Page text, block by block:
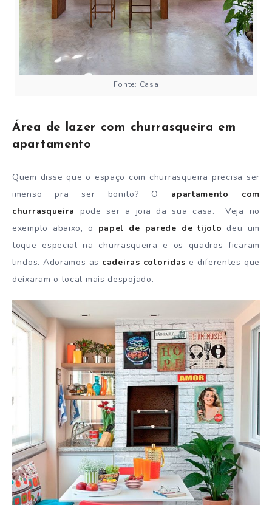
Fonte: Casa
Área de lazer com churrasqueira em
apartamento
Quem disse que o espaço com churrasqueira precisa ser
imenso pra ser bonito? O apartamento com
churrasqueira pode ser a joia da sua casa. Veja no
exemplo abaixo, o papel de parede de tijolo deu um
toque especial na churrasqueira e os quadros ficaram
lindos. Adoramos as cadeiras coloridas e diferentes que
deixaram o local mais despojado.